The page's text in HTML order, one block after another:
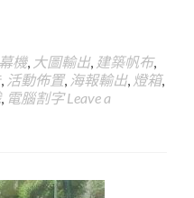
機, 大圖輸出, 建築帆布,
, 活動佈置, 海報輸出, 燈箱,
, 電腦割字 Leave a